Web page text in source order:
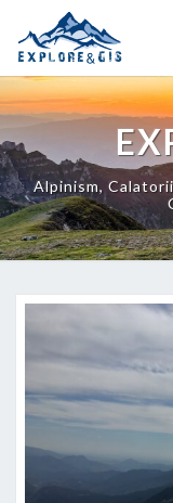
content
Alpinism,